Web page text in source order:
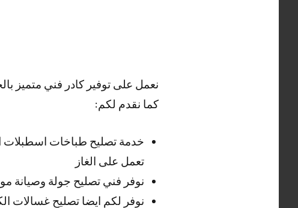
نعمل على توفير كادر فني متميز
كما نقدم لكم:
خدمة تصليح طباخات اسطبلات
تعمل على الغاز
نوفر فني تصليح جولة وصيانة
نوفر لكم ايضا تصليح غسالات